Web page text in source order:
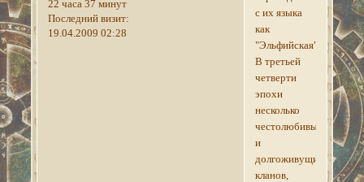
22 часа 37 минут
Последний визит:
19.04.2009 02:28
с их языка
как
"Эльфийская".
В третьей
четверти
эпохи
несколько
честолюбивых
и
долгоживущих
кланов,